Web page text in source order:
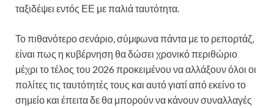
ταξιδέψει εντός ΕΕ με παλιά ταυτότητα.
Το πιθανότερο σενάριο, σύμφωνα πάντα με το ρεπορτάζ,
είναι πως η κυβέρνηση θα δώσει χρονικό περιθώριο
μέχρι το τέλος του 2026 προκειμένου να αλλάξουν όλοι οι
πολίτες τις ταυτότητές τους και αυτό γιατί από εκείνο το
σημείο και έπειτα δε θα μπορούν να κάνουν συναλλαγές